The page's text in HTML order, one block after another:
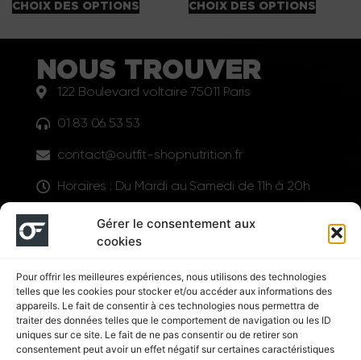
Gérer le consentement aux
cookies
Pour offrir les meilleures expériences, nous utilisons des technologies
telles que les cookies pour stocker et/ou accéder aux informations des
appareils. Le fait de consentir à ces technologies nous permettra de
traiter des données telles que le comportement de navigation ou les ID
uniques sur ce site. Le fait de ne pas consentir ou de retirer son
consentement peut avoir un effet négatif sur certaines caractéristiques
CHOIX DES OPTIONS CHOIX DES OPTIONS
NOUS TROUVER
122 Boulevard voltaire 75011 Paris
01 83 06 53 53
contact@outfit-shopnutrition.fr
Horaires : Du Mardi au Samedi de 11h à 20h
LIENS UTILES